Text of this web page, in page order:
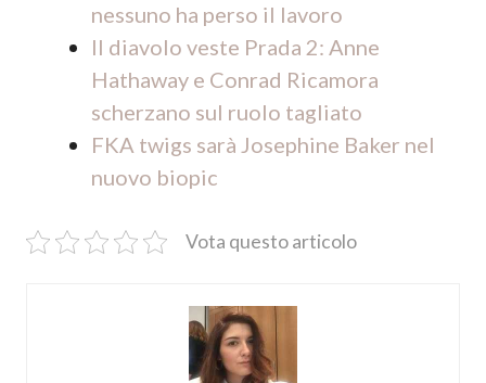
nessuno ha perso il lavoro
Il diavolo veste Prada 2: Anne
Hathaway e Conrad Ricamora
scherzano sul ruolo tagliato
FKA twigs sarà Josephine Baker nel
nuovo biopic
Vota questo articolo